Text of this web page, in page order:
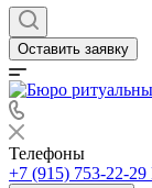
Оставить заявку
Телефоны
+7 (915) 753-22-29